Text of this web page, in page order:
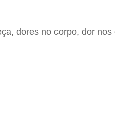
dores no corpo, dor